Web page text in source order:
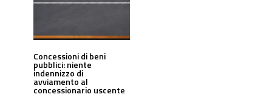
Concessioni di beni
pubblici: niente
indennizzo di
avviamento al
concessionario uscente